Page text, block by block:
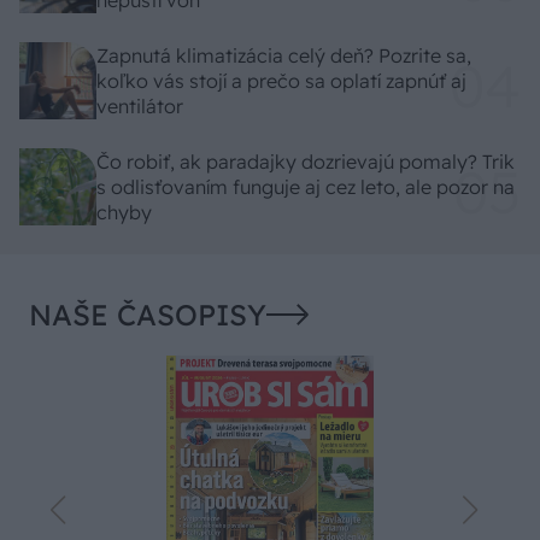
Zapnutá klimatizácia celý deň? Pozrite sa,
koľko vás stojí a prečo sa oplatí zapnúť aj
ventilátor
Čo robiť, ak paradajky dozrievajú pomaly? Trik
s odlisťovaním funguje aj cez leto, ale pozor na
chyby
NAŠE ČASOPISY